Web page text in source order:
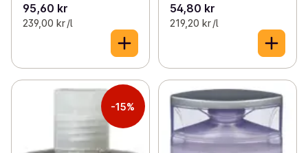
95,60 kr
239,00 kr /l
54,80 kr
219,20 kr /l
-15%